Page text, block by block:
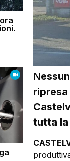
tutta